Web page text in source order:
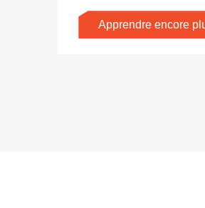
Apprendre encore